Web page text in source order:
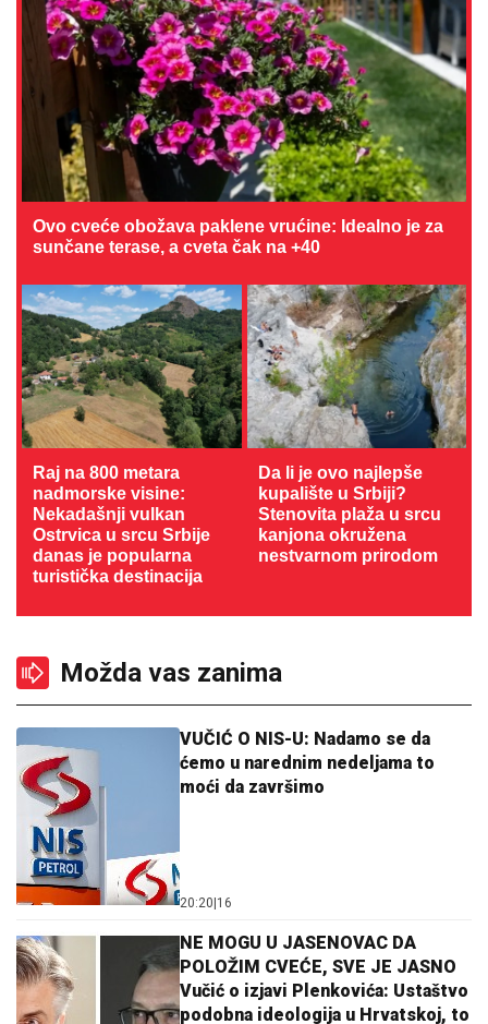
Ovo cveće obožava paklene vrućine: Idealno je za
sunčane terase, a cveta čak na +40
Raj na 800 metara
nadmorske visine:
Nekadašnji vulkan
Ostrvica u srcu Srbije
danas je popularna
turistička destinacija
Da li je ovo najlepše
kupalište u Srbiji?
Stenovita plaža u srcu
kanjona okružena
nestvarnom prirodom
Možda vas zanima
VUČIĆ O NIS-U: Nadamo se da
ćemo u narednim nedeljama to
moći da završimo
20:20 16
NE MOGU U JASENOVAC DA
POLOŽIM CVEĆE, SVE JE JASNO
Vučić o izjavi Plenkovića: Ustaštvo
podobna ideologija u Hrvatskoj, to